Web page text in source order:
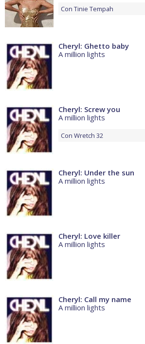
Con Tinie Tempah
Cheryl: Ghetto baby
A million lights
Cheryl: Screw you
A million lights
Con Wretch 32
Cheryl: Under the sun
A million lights
Cheryl: Love killer
A million lights
Cheryl: Call my name
A million lights